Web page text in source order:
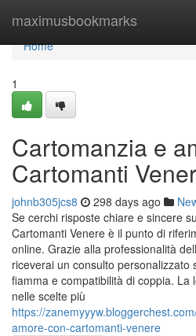
maximusbookmarks
Home
Home
1
Cartomanzia e
Cartomanti
johnb305jcs8 298 days ago
Se cerchi risposte chiare e sincere
Cartomanti Venere è il punto di
online. Grazie alla professionalità
riceverai un consulto
fiamma e compatibilità di coppia. La
nelle scelte più
https://
amore-con-cartomanti-venere